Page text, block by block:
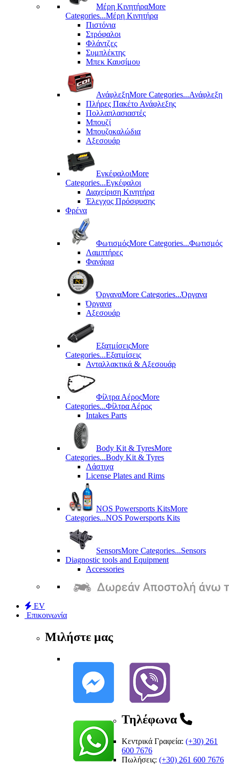
Μέρη KινητήραMore
Categories...Μέρη Kινητήρα
Πιστόνια
Στρόφαλοι
Φλάντζες
Συμπλέκτης
Μπεκ Καυσίμου
ΑνάφλεξηMore Categories...Ανάφλεξη
Πλήρες Πακέτο Ανάφλεξης
Πολλαπλασιαστές
Μπουζί
Μπουζοκαλώδια
Αξεσουάρ
ΕγκέφαλοιMore
Categories...Εγκέφαλοι
Διαχείριση Κινητήρα
Έλεγχος Πρόσφυσης
Φρένα
ΦωτισμόςMore Categories...Φωτισμός
Λαμπτήρες
Φανάρια
ΌργαναMore Categories...Όργανα
Όργανα
Αξεσουάρ
ΕξατμίσειςMore
Categories...Εξατμίσεις
Ανταλλακτικά & Αξεσουάρ
Φίλτρα ΑέροςMore
Categories...Φίλτρα Αέρος
Intakes Parts
Body Kit & TyresMore
Categories...Body Kit & Tyres
Λάστιχα
License Plates and Rims
NOS Powersports KitsMore
Categories...NOS Powersports Kits
SensorsMore Categories...Sensors
Diagnostic tools and Equipment
Accessories
EV
Επικοινωνία
Μιλήστε μας
Τηλέφωνα
Κεντρικά Γραφεία: (+30) 261
600 7676
Πωλήσεις: (+30) 261 600 7676